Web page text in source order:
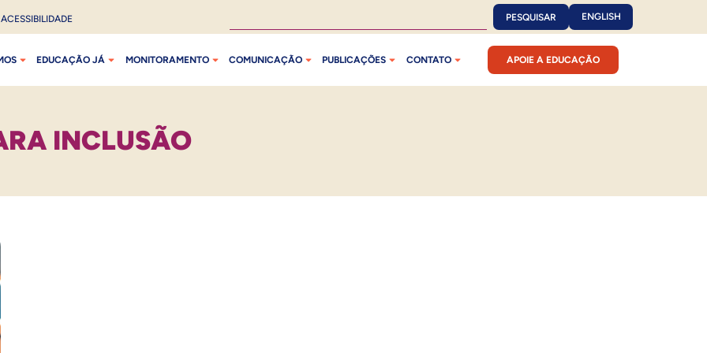
ACESSIBILIDADE PESQUISAR ENGLISH
EDUCAÇÃO JÁ MONITORAMENTO COMUNICAÇÃO PUBLICAÇÕES CONTATO APOIE A EDUCAÇÃO
INCLUSÃO